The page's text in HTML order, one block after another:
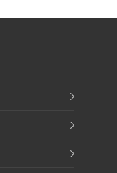
기다려주는데